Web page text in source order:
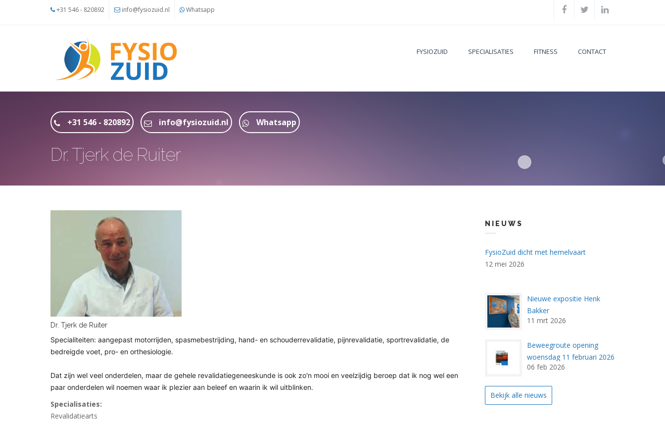
Overslaan en naar de inhoud gaan
+31 546 - 820892 info@fysiozuid.nl Whatsapp
FYSIOZUID SPECIALISATIES FITNESS CONTACT
+31 546 - 820892 info@fysiozuid.nl Whatsapp
Dr. Tjerk de Ruiter
Dr. Tjerk de Ruiter
Specialiteiten: aangepast motorrijden, spasmebestrijding, hand- en schouderrevalidatie, pijnrevalidatie, sportrevalidatie, de
bedreigde voet, pro- en orthesiologie.
Dat zijn wel veel onderdelen, maar de gehele revalidatiegeneeskunde is ook zo'n mooi en veelzijdig beroep dat ik nog wel een
paar onderdelen wil noemen waar ik plezier aan beleef en waarin ik wil uitblinken.
Specialisaties:
Revalidatiearts
NIEUWS
FysioZuid dicht met hemelvaart
12 mei 2026
expositie_1.jpg
Nieuwe expositie Henk
Bakker
11 mrt 2026
Beweegroute opening
woensdag 11 februari 2026
14.00 uur
06 feb 2026
Bekijk alle nieuws